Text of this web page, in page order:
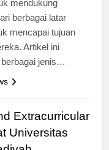
mendukung
berbagai latar
mencapai tujuan
Artikel ini
Extracurricular
Universitas